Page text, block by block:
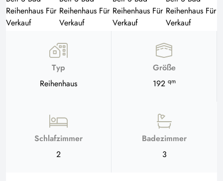
Typ
Reihenhaus
Größe
192 qm
Schlafzimmer
2
Badezimmer
3